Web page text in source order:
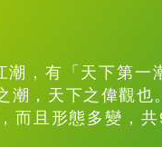
，有「天下第一
潮，天下之偉觀也
而且形態多變，